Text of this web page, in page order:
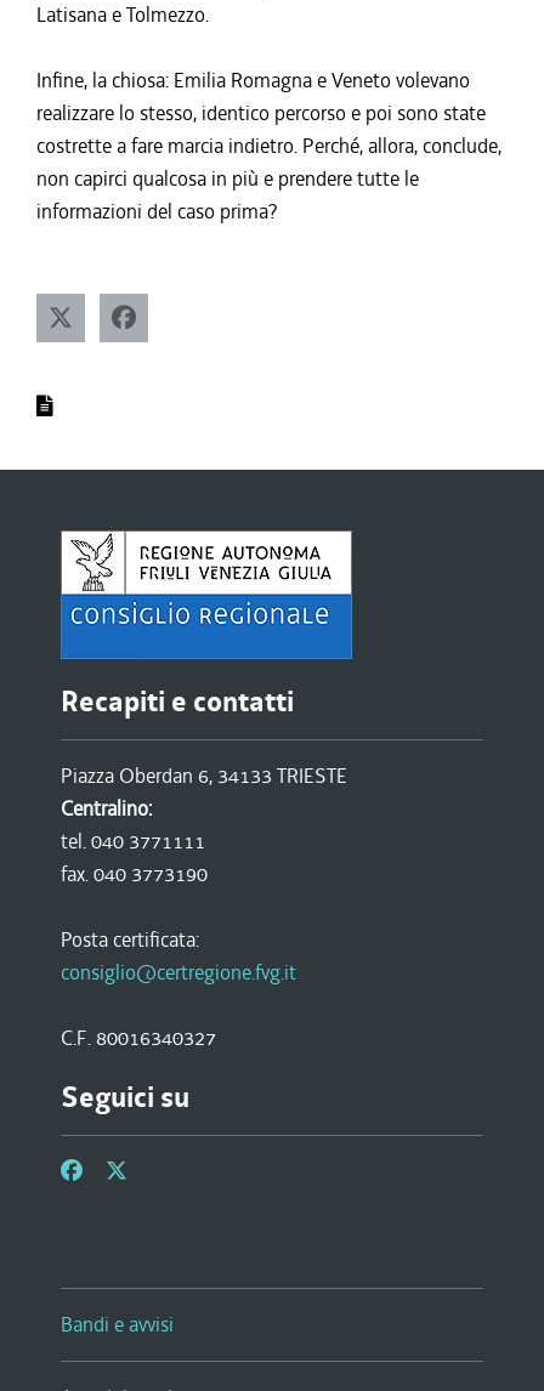
Latisana e Tolmezzo.
Infine, la chiosa: Emilia Romagna e Veneto volevano
realizzare lo stesso, identico percorso e poi sono state
costrette a fare marcia indietro. Perché, allora, conclude,
non capirci qualcosa in più e prendere tutte le
informazioni del caso prima?
Recapiti e contatti
Piazza Oberdan 6, 34133 TRIESTE
Centralino:
tel. 040 3771111
fax. 040 3773190
Posta certificata:
consiglio@certregione.fvg.it
C.F. 80016340327
Seguici su
Bandi e avvisi